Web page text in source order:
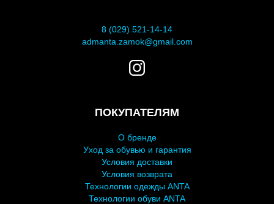
8 (029) 521-14-14
admanta.zamok@gmail.com
ПОКУПАТЕЛЯМ
О бренде
Уход за обувью и гарантия
Условия доставки
Условия возврата
Технологии одежды ANTA
Технологии обуви ANTA